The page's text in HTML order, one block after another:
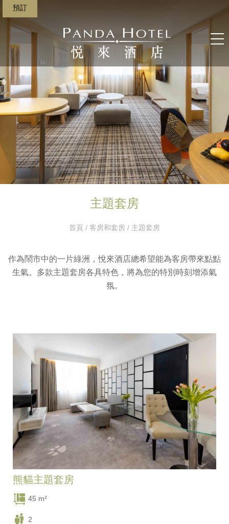
預訂
主題套房
首頁 / 客房和套房 / 主題套房
作為鬧市中的一片綠洲，悅來酒店總希望能為客房帶來點點
生氣。多款主題套房各具特色，將為您的特別時刻增添氣
氛。
熊貓主題套房
45 m²
2